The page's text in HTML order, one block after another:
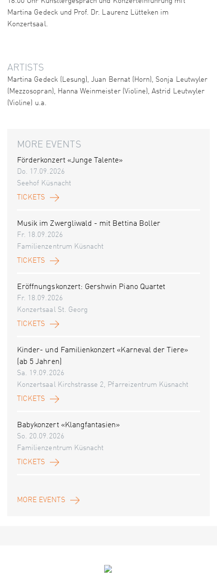
Martina Gedeck und Prof. Dr. Laurenz Lütteken im
Konzertsaal.
ARTISTS
Martina Gedeck (Lesung), Juan Bernat (Horn), Sonja Leutwyler
(Mezzosopran), Hanna Weinmeister (Violine), Astrid Leutwyler
(Violine) u.a.
MORE EVENTS
Förderkonzert «Junge Talente»
Do. 17.09.2026
Seehof Küsnacht
TICKETS
Musik im Zwergliwald - mit Bettina Boller
Fr. 18.09.2026
Familienzentrum Küsnacht
TICKETS
Eröffnungskonzert: Gershwin Piano Quartet
Fr. 18.09.2026
Konzertsaal St. Georg
TICKETS
Kinder- und Familienkonzert «Karneval der Tiere»
(ab 5 Jahren)
Sa. 19.09.2026
Konzertsaal Kirchstrasse 2, Pfarreizentrum Küsnacht
TICKETS
Babykonzert «Klangfantasien»
So. 20.09.2026
Familienzentrum Küsnacht
TICKETS
MORE EVENTS